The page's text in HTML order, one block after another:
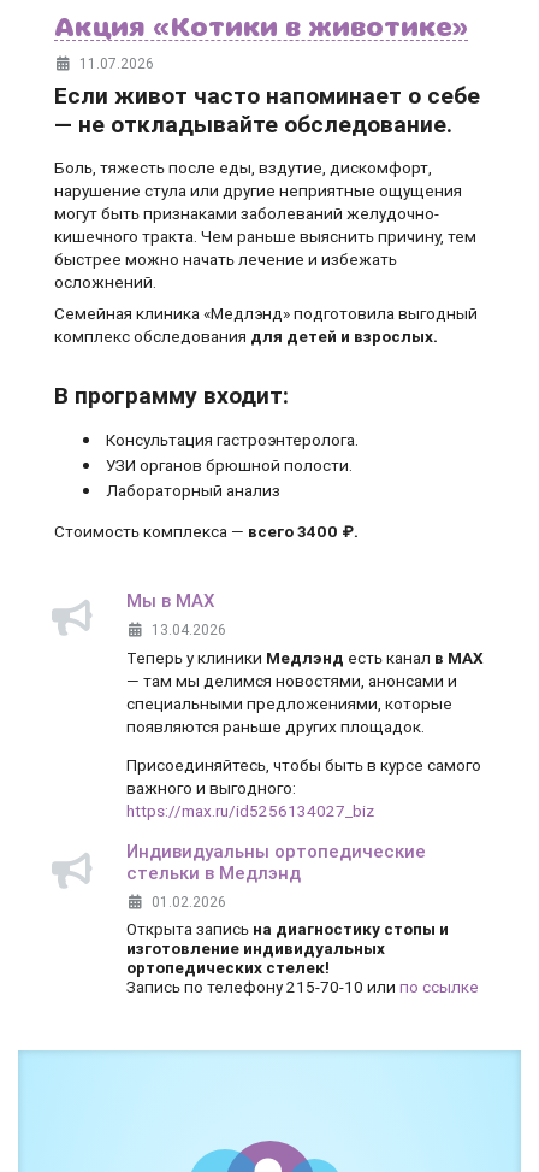
Акция «Котики в животике»
11.07.2026
Если живот часто напоминает о себе
— не откладывайте обследование.
Боль, тяжесть после еды, вздутие, дискомфорт,
нарушение стула или другие неприятные ощущения
могут быть признаками заболеваний желудочно-
кишечного тракта. Чем раньше выяснить причину, тем
быстрее можно начать лечение и избежать
осложнений.
Семейная клиника «Медлэнд» подготовила выгодный
комплекс обследования для детей и взрослых.
В программу входит:
Консультация гастроэнтеролога.
УЗИ органов брюшной полости.
Лабораторный анализ
Стоимость комплекса — всего 3400 ₽.
Мы в MAX
13.04.2026
Теперь у клиники Медлэнд есть канал в MAX
— там мы делимся новостями, анонсами и
специальными предложениями, которые
появляются раньше других площадок.
Присоединяйтесь, чтобы быть в курсе самого
важного и выгодного:
https://max.ru/id5256134027_biz
Индивидуальны ортопедические
стельки в Медлэнд
01.02.2026
Открыта запись на диагностику стопы и
изготовление индивидуальных
ортопедических стелек!
Запись по телефону 215-70-10 или по ссылке